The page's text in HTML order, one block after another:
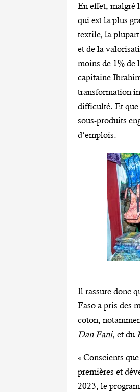
En effet, malgré
qui est la plus
textile, la
et de la
moins de 1% de
capitaine
transformation
difficulté. Et que
sous-produits
d’emplois.
Il rassure donc
Faso a pris des
coton,
Dan Fani, et du
« Conscients
premières et
2023, le